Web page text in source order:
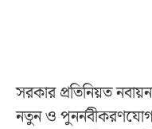
সরকার প্রতিনিয়ত
নতুন ও পুনর্নবীকরণযোগ্য